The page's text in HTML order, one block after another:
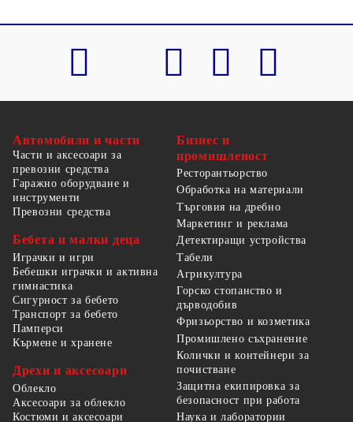
Автомобили и части
Части и аксесоари за
превозни средства
Гаражно оборудване и
инструменти
Превозни средства
Бебета и малки деца
Играчки и игри
Бебешки играчки и активна
гимнастика
Сигурност за бебето
Транспорт за бебето
Памперси
Кърмене и хранене
Дрехи и аксесоари
Облекло
Аксесоари за облекло
Костюми и аксесоари
Бизнес и
промишленост
Ресторантьорство
Обработка на материали
Търговия на дребно
Маркетинг и реклама
Детектиращи устройства
Табели
Агрикултура
Горско стопанство и
дърводобив
Фризьорство и козметика
Промишлено съхранение
Колички и контейнери за
почистване
Защитна екипировка за
безопасност при работа
Наука и лаборатории